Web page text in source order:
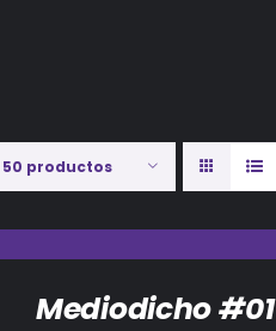
50 productos
Mediodicho #01